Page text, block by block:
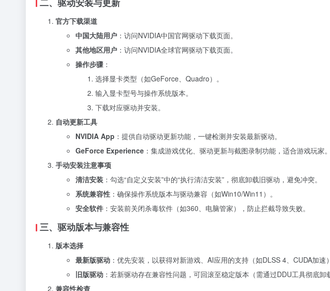
官方下载渠道
中国大陆用户 ：访问NVIDIA中国官网驱动下载页面。
其他地区用户 ：访问NVIDIA全球官网驱动下载页面。
操作步骤 ：
选择显卡类型（如GeForce、Quadro）。
输入显卡型号与操作系统版本。
下载对应驱动并安装。
自动更新工具
NVIDIA App ：提供自动驱动更新功能，一键检测并安装最新驱动。
GeForce Experience ：集成游戏优化、驱动更新与截图录制功能，适合游戏玩家。
手动安装注意事项
清洁安装 ：勾选“自定义安装”中的“执行清洁安装”，彻底卸载旧驱动，避免冲突。
系统兼容性 ：确保操作系统版本与驱动兼容（如Win10/Win11）。
安全软件 ：安装前关闭杀毒软件（如360、电脑管家），防止拦截导致失败。
三、驱动版本与兼容性
版本选择
最新版驱动 ：优先安装，以获得对新游戏、AI应用的支持（如DLSS 4、CUDA加速
旧版驱动 ：若新驱动存在兼容性问题，可回滚至稳定版本（需通过DDU工具彻底卸
兼容性检查